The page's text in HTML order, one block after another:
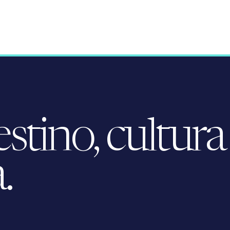
cultura